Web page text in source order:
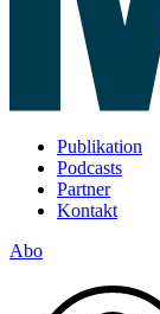
Publikation
Podcasts
Partner
Kontakt
Abo